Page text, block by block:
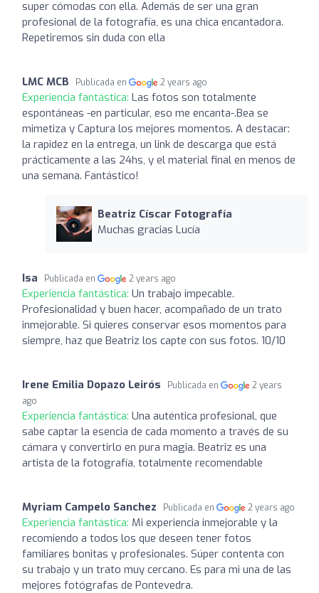
super cómodas con ella. Además de ser una gran
profesional de la fotografía, es una chica encantadora.
Repetiremos sin duda con ella
LMC MCB Publicada en 2 years ago
Experiencia fantástica: Las fotos son totalmente
espontáneas -en particular, eso me encanta-.Bea se
mimetiza y Captura los mejores momentos. A destacar:
la rapidez en la entrega, un link de descarga que está
prácticamente a las 24hs, y el material final en menos de
una semana. Fantástico!
Beatriz Císcar Fotografía
Muchas gracias Lucía
Isa Publicada en 2 years ago
Experiencia fantástica: Un trabajo impecable.
Profesionalidad y buen hacer, acompañado de un trato
inmejorable. Si quieres conservar esos momentos para
siempre, haz que Beatriz los capte con sus fotos. 10/10
Irene Emilia Dopazo Leirós Publicada en
2 years
ago
Experiencia fantástica: Una auténtica profesional, que
sabe captar la esencia de cada momento a través de su
cámara y convertirlo en pura magia. Beatriz es una
artista de la fotografía, totalmente recomendable
Myriam Campelo Sanchez Publicada en 2 years ago
Experiencia fantástica: Mi experiencia inmejorable y la
recomiendo a todos los que deseen tener fotos
familiares bonitas y profesionales. Súper contenta con
su trabajo y un trato muy cercano. Es para mi una de las
mejores fotógrafas de Pontevedra.